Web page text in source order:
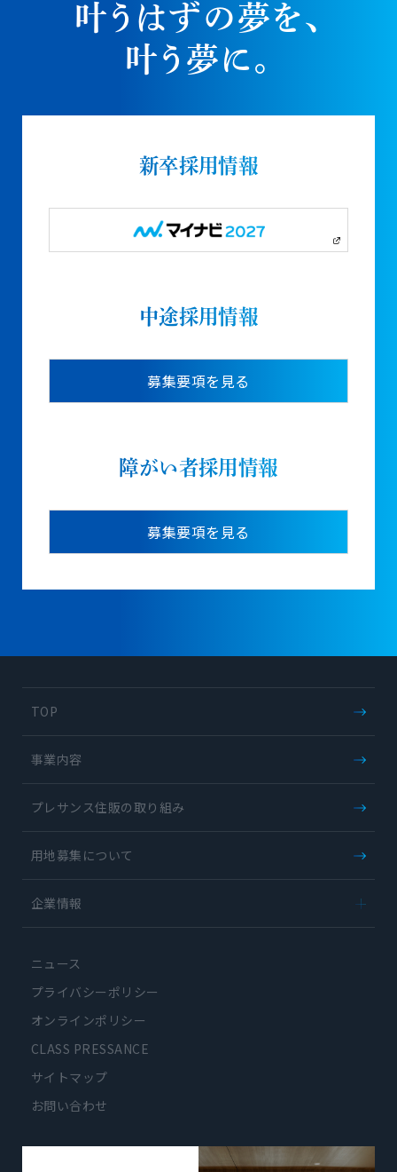
叶うはずの夢を、
叶う夢に。
新卒採用情報
中途採用情報
募集要項を見る
障がい者採用情報
募集要項を見る
TOP
事業内容
プレサンス住販の取り組み
用地募集について
企業情報
- 企業理念
-
アクセス
ニュース
プライバシーポリシー
オンラインポリシー
CLASS PRESSANCE
サイトマップ
お問い合わせ